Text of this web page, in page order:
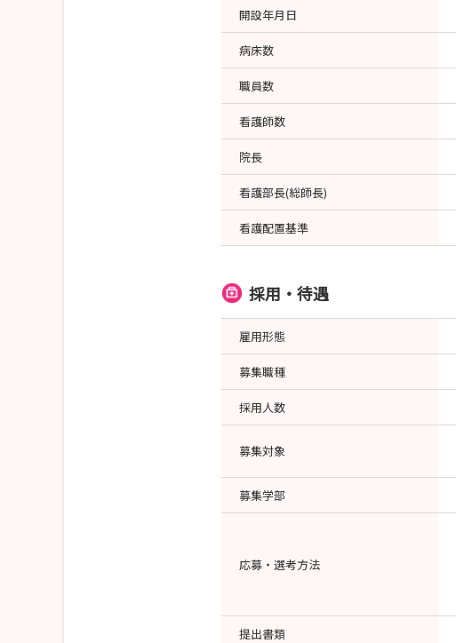
開設年月日
病床数
職員数
看護師数
院長
看護部長(総師長)
看護配置基準
採用・待遇
雇用形態
募集職種
採用人数
募集対象
募集学部
応募・選考方法
提出書類